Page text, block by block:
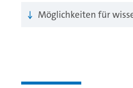
Möglichkeiten für